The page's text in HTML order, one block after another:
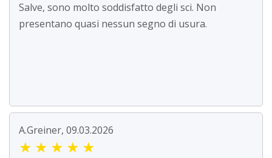
Salve, sono molto soddisfatto degli sci. Non
presentano quasi nessun segno di usura.
A.Greiner, 09.03.2026
★ ★ ★ ★ ★